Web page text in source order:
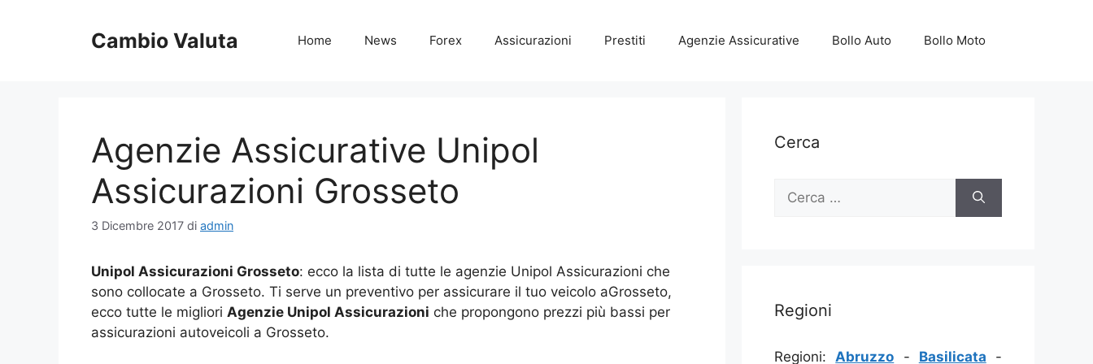
Cambio Valuta Home News Forex Assicurazioni Prestiti Agenzie Assicurative Bollo Auto Bollo Moto
Agenzie Assicurative Unipol
Assicurazioni Grosseto
3 Dicembre 2017 di admin
Unipol Assicurazioni Grosseto: ecco la lista di tutte le agenzie Unipol Assicurazioni che
sono collocate a Grosseto. Ti serve un preventivo per assicurare il tuo veicolo aGrosseto,
ecco tutte le migliori Agenzie Unipol Assicurazioni che propongono prezzi più bassi per
assicurazioni autoveicoli a Grosseto.
Cerca
Ricerca
Regioni
Regioni:Abruzzo - Basilicata -